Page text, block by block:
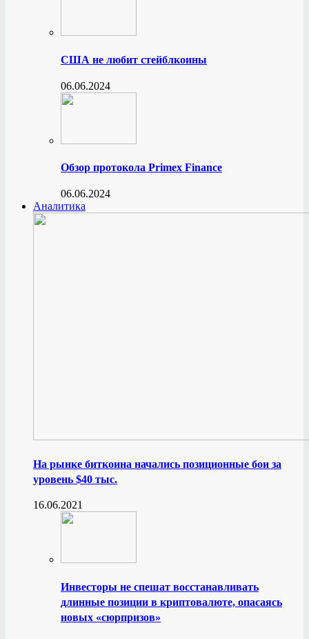
США не любит стейблкоины
06.06.2024
Обзор протокола Primex Finance
06.06.2024
Аналитика
На рынке биткоина начались позиционные бои за
уровень $40 тыс.
16.06.2021
Инвесторы не спешат восстанавливать
длинные позиции в криптовалюте, опасаясь
новых «сюрпризов»